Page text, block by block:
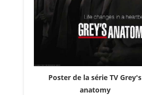
Poster de la série TV Grey's
anatomy